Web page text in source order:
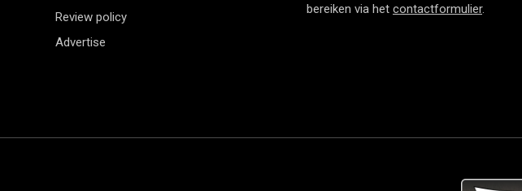
Review policy
Advertise
bereiken via het contactformulier.